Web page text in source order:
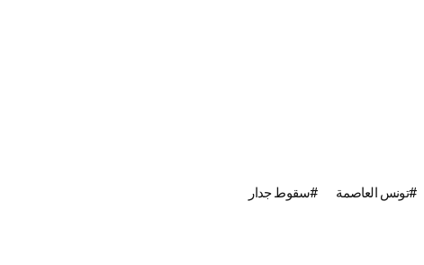
تونس العاصمة سقوط جدار